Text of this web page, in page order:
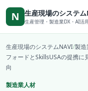
本文へ移動
N 生産現場のシステ
生産管理・製造業DX・AI活
生産現場のシステムNAVI/製造
フォードとSkillsUSAの提携
向
製造業人材